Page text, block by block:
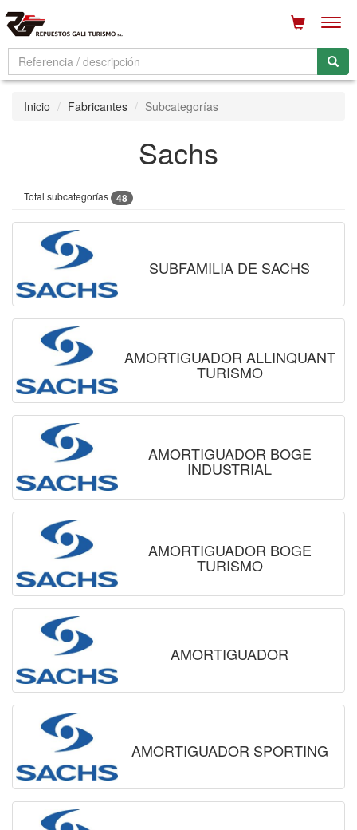
Inicio Fabricantes Subcategorías
Sachs
Total subcategorías 48
SUBFAMILIA DE SACHS
AMORTIGUADOR ALLINQUANT
TURISMO
AMORTIGUADOR BOGE
INDUSTRIAL
AMORTIGUADOR BOGE
TURISMO
AMORTIGUADOR
AMORTIGUADOR SPORTING